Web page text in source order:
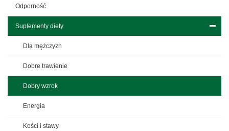
Odporność
Suplementy diety
Dla mężczyzn
Dobre trawienie
Dobry wzrok
Energia
Kości i stawy